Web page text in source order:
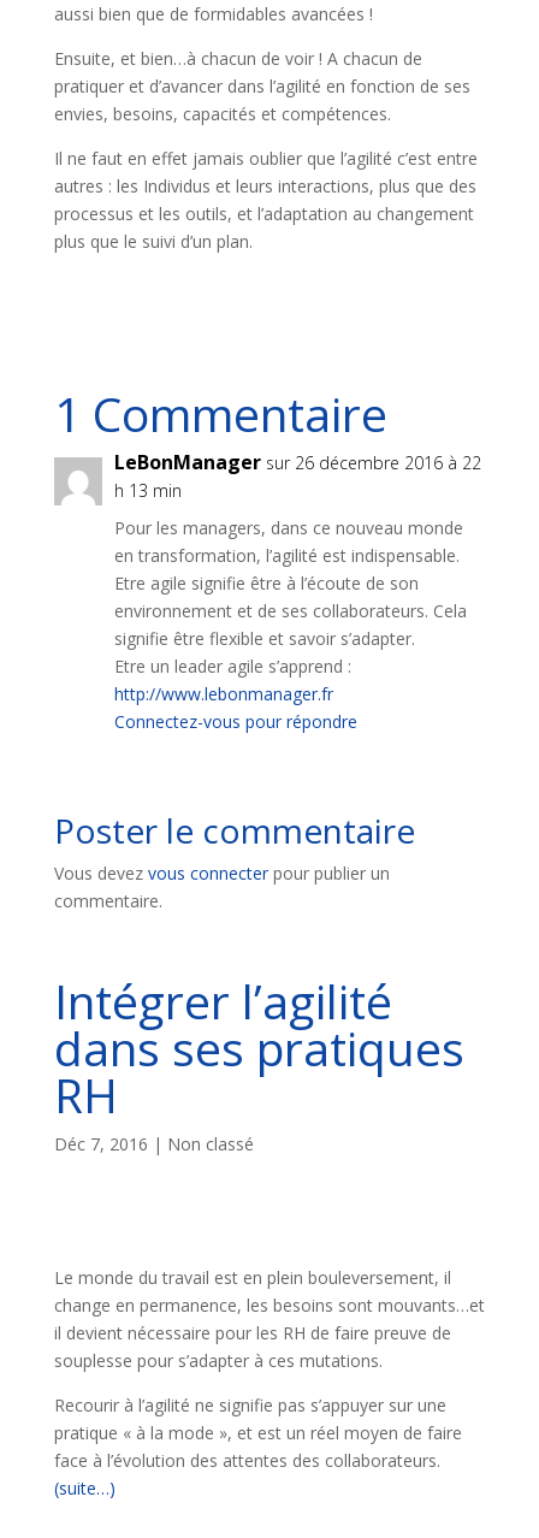
aussi bien que de formidables avancées !
Ensuite, et bien…à chacun de voir ! A chacun de
pratiquer et d’avancer dans l’agilité en fonction de ses
envies, besoins, capacités et compétences.
Il ne faut en effet jamais oublier que l’agilité c’est entre
autres : les Individus et leurs interactions, plus que des
processus et les outils, et l’adaptation au changement
plus que le suivi d’un plan.
1 Commentaire
LeBonManager sur 26 décembre 2016 à 22
h 13 min
Pour les managers, dans ce nouveau monde
en transformation, l’agilité est indispensable.
Etre agile signifie être à l’écoute de son
environnement et de ses collaborateurs. Cela
signifie être flexible et savoir s’adapter.
Etre un leader agile s’apprend :
http://www.lebonmanager.fr
Connectez-vous pour répondre
Poster le commentaire
Vous devez vous connecterpour publier un
commentaire.
Intégrer l’agilité
dans ses pratiques
RH
Déc 7, 2016 | Non classé
Le monde du travail est en plein bouleversement, il
change en permanence, les besoins sont mouvants…et
il devient nécessaire pour les RH de faire preuve de
souplesse pour s’adapter à ces mutations.
Recourir à l’agilité ne signifie pas s’appuyer sur une
pratique « à la mode », et est un réel moyen de faire
face à l’évolution des attentes des collaborateurs.
(suite…)